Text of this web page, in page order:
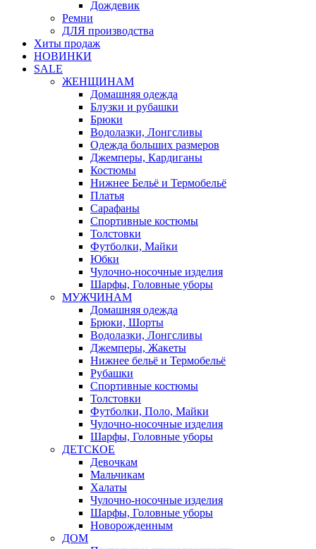
Дождевик
Ремни
ДЛЯ производства
Хиты продаж
НОВИНКИ
SALE
ЖЕНЩИНАМ
Домашняя одежда
Блузки и рубашки
Брюки
Водолазки, Лонгсливы
Одежда больших размеров
Джемперы, Кардиганы
Костюмы
Нижнее Бельё и Термобельё
Платья
Сарафаны
Спортивные костюмы
Толстовки
Футболки, Майки
Юбки
Чулочно-носочные изделия
Шарфы, Головные уборы
МУЖЧИНАМ
Домашняя одежда
Брюки, Шорты
Водолазки, Лонгсливы
Джемперы, Жакеты
Нижнее бельё и Термобельё
Рубашки
Спортивные костюмы
Толстовки
Футболки, Поло, Майки
Чулочно-носочные изделия
Шарфы, Головные уборы
ДЕТСКОЕ
Девочкам
Мальчикам
Халаты
Чулочно-носочные изделия
Шарфы, Головные уборы
Новорожденным
ДОМ